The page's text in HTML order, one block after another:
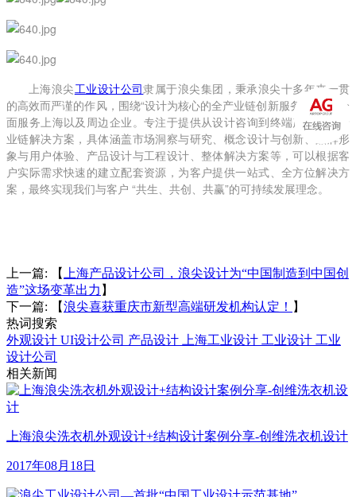
上海浪尖工业设计公司隶属于浪尖集团，秉承浪尖十多年来一贯
的高效而严谨的作风，围绕“设计为核心的全产业链创新服务”的理念全
面服务上海以及周边企业。专注于提供从设计咨询到终端产品的全产
业链解决方案，具体涵盖市场洞察与研究、概念设计与创新、品牌形
象与用户体验、产品设计与工程设计、整体解决方案等，可以根据客
户实际需求快速的建立配套资源，为客户提供一站式、全方位解决方
案，最终实现我们与客户 “共生、共创、共赢”的可持续发展理念。
上一篇: 【
上海产品设计公司，浪尖设计为“中国制造到中国创
造”这场变革出力 】
下一篇: 【浪尖喜获重庆市新型高端研发机构认定！ 】
热词搜索
外观设计 UI设计公司 产品设计 上海工业设计 工业设计 工业
设计公司
相关新闻
上海浪尖洗衣机外观设计+结构设计案例分享-创维洗衣机设计
2017年08月18日